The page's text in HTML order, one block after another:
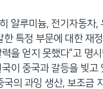
알루미늄, 전기자동차,
한 특정 부문에 대한 재
을 얻지 못했다”고 명
이 중국과 갈등을 빚고
국의 과잉 생산, 보조금